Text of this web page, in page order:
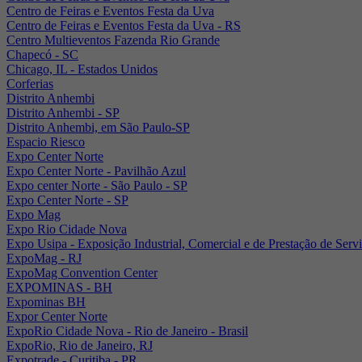
Centro de Feiras e Eventos Festa da Uva
Centro de Feiras e Eventos Festa da Uva - RS
Centro Multieventos Fazenda Rio Grande
Chapecó - SC
Chicago, IL - Estados Unidos
Corferias
Distrito Anhembi
Distrito Anhembi - SP
Distrito Anhembi, em São Paulo-SP
Espacio Riesco
Expo Center Norte
Expo Center Norte - Pavilhão Azul
Expo center Norte - São Paulo - SP
Expo Center Norte - SP
Expo Mag
Expo Rio Cidade Nova
Expo Usipa - Exposição Industrial, Comercial e de Prestação de
ExpoMag - RJ
ExpoMag Convention Center
EXPOMINAS - BH
Expominas BH
Expor Center Norte
ExpoRio Cidade Nova - Rio de Janeiro - Brasil
ExpoRio, Rio de Janeiro, RJ